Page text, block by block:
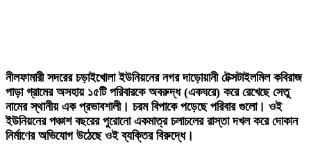
নীলফামারী সদরের চড়াইখোলা ইউনিয়নের নগর দাড়োয়ানী টেক্সটাইলমিল কবিরাজ
পাড়া গ্রামের অসহায় ১৫টি পরিবারকে অবরুদ্ধ (একঘরে) করে রেখেছে সেতু
নামের স্থানীয় এক প্রভাবশালী। চরম বিপাকে পড়েছে পরিবার গুলো। ওই
ইউনিয়নের পঞ্চাশ বছরের পুরোনো একমাত্র চলাচলের রাস্তা দখল করে দোকান
নির্মাণের অভিযোগ উঠেছে ওই ব্যক্তির বিরুদ্ধে।